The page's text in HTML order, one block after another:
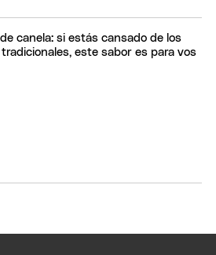
de canela: si estás cansado de los
este sabor es para vos